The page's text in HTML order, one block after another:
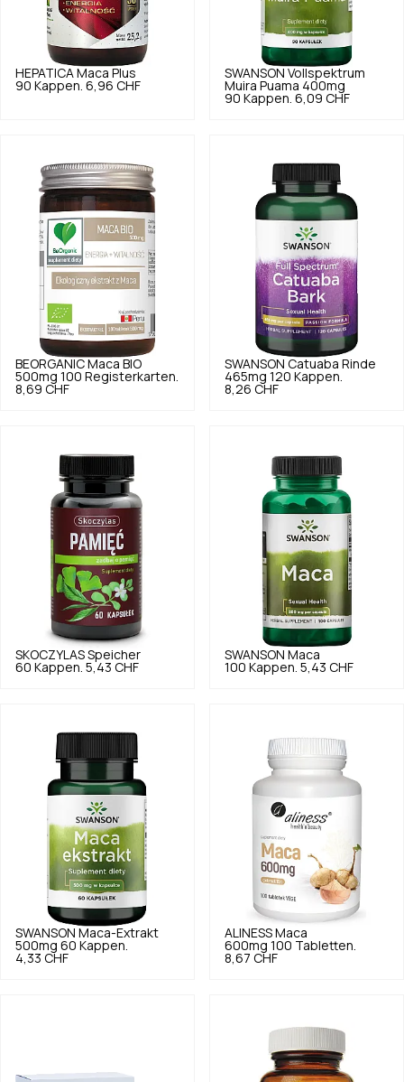
HEPATICA Maca Plus
90 Kappen. 6,96 CHF
SWANSON Vollspektrum
Muira Puama 400mg
90 Kappen. 6,09 CHF
BEORGANIC Maca BIO
500mg 100 Registerkarten.
8,69 CHF
SWANSON Catuaba Rinde
465mg 120 Kappen.
8,26 CHF
SKOCZYLAS Speicher
60 Kappen. 5,43 CHF
SWANSON Maca
100 Kappen. 5,43 CHF
SWANSON Maca-Extrakt
500mg 60 Kappen.
4,33 CHF
ALINESS Maca
600mg 100 Tabletten.
8,67 CHF